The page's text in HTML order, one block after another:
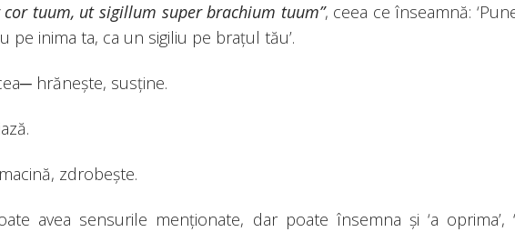
tuum, ut sigillum super brachium tuum”, ceea ce înseamnă:
pe inima ta, ca un sigiliu pe brațul tău’.
hrănește, susține.
zdrobește.
avea sensurile menționate, dar poate însemna și ‘a oprima’,